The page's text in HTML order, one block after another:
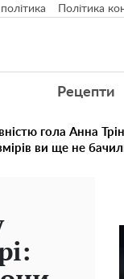
Політика
Рецепти
гола Анна
ви ще не